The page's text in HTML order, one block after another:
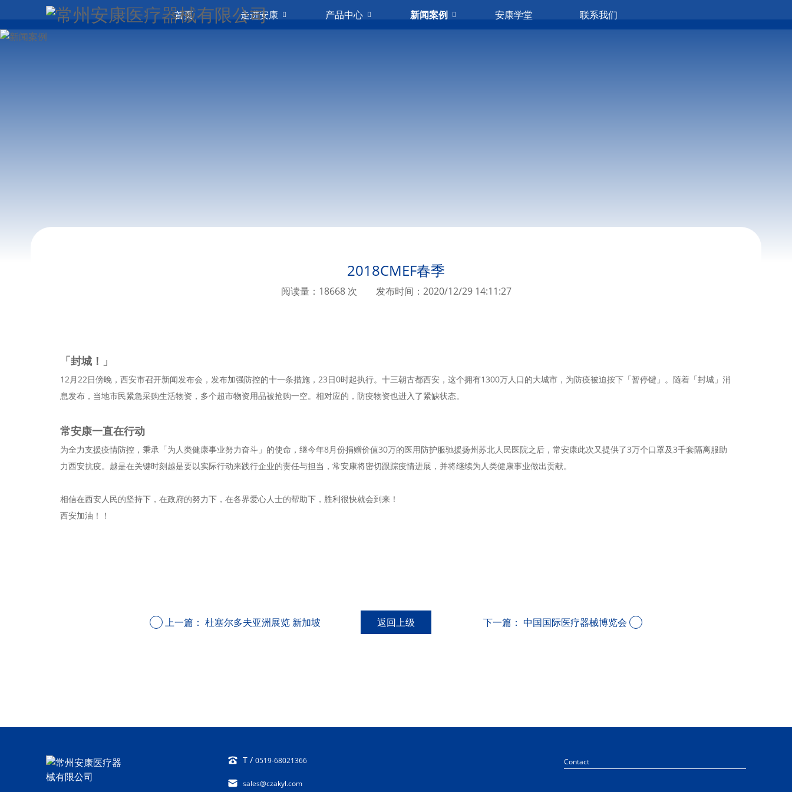
首页 走进安康 产品中心 新闻案例 安康学堂 联系我们
2018CMEF春季
阅读量：18668 次 发布时间：2020/12/29 14:11:27
「封城！」
12月22日傍晚，西安市召开新闻发布会，发布加强防控的十一条措施，23日0时起执行。十三朝古都西安，这个拥有1300万人口的大城市，为防疫被迫按下「暂停键」。随着「封城」消
息发布，当地市民紧急采购生活物资，多个超市物资用品被抢购一空。相对应的，防疫物资也进入了紧缺状态。
常安康一直在行动
为全力支援疫情防控，秉承「为人类健康事业努力奋斗」的使命，继今年8月份捐赠价值30万的医用防护服驰援扬州苏北人民医院之后，常安康此次又提供了3万个口罩及3千套隔离服助
力西安抗疫。越是在关键时刻越是要以实际行动来践行企业的责任与担当，常安康将密切跟踪疫情进展，并将继续为人类健康事业做出贡献。
相信在西安人民的坚持下，在政府的努力下，在各界爱心人士的帮助下，胜利很快就会到来！
西安加油！！
上一篇： 杜塞尔多夫亚洲展览 新加坡 下一篇： 中国国际医疗器械博览会
返回上级
T /0519-68021366
sales@czakyl.com
Contact